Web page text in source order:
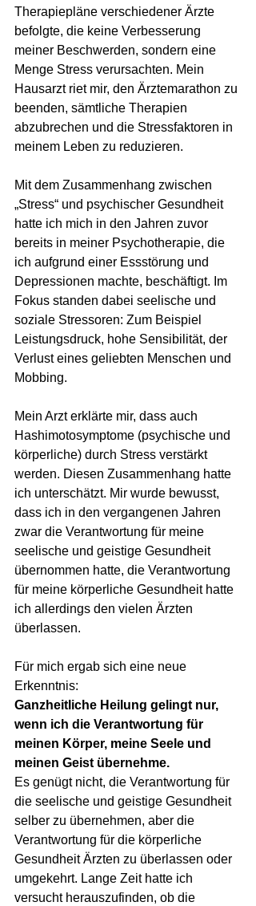
Therapiepläne verschiedener Ärzte
befolgte, die keine Verbesserung
meiner Beschwerden, sondern eine
Menge Stress verursachten. Mein
Hausarzt riet mir, den Ärztemarathon zu
beenden, sämtliche Therapien
abzubrechen und die Stressfaktoren in
meinem Leben zu reduzieren.
Mit dem Zusammenhang zwischen
„Stress“ und psychischer Gesundheit
hatte ich mich in den Jahren zuvor
bereits in meiner Psychotherapie, die
ich aufgrund einer Essstörung und
Depressionen machte, beschäftigt. Im
Fokus standen dabei seelische und
soziale Stressoren: Zum Beispiel
Leistungsdruck, hohe Sensibilität, der
Verlust eines geliebten Menschen und
Mobbing.
Mein Arzt erklärte mir, dass auch
Hashimotosymptome (psychische und
körperliche) durch Stress verstärkt
werden. Diesen Zusammenhang hatte
ich unterschätzt. Mir wurde bewusst,
dass ich in den vergangenen Jahren
zwar die Verantwortung für meine
seelische und geistige Gesundheit
übernommen hatte, die Verantwortung
für meine körperliche Gesundheit hatte
ich allerdings den vielen Ärzten
überlassen.
Für mich ergab sich eine neue
Erkenntnis:
Ganzheitliche Heilung gelingt nur,
wenn ich die Verantwortung für
meinen Körper, meine Seele und
meinen Geist übernehme.
Es genügt nicht, die Verantwortung für
die seelische und geistige Gesundheit
selber zu übernehmen, aber die
Verantwortung für die körperliche
Gesundheit Ärzten zu überlassen oder
umgekehrt. Lange Zeit hatte ich
versucht herauszufinden, ob die